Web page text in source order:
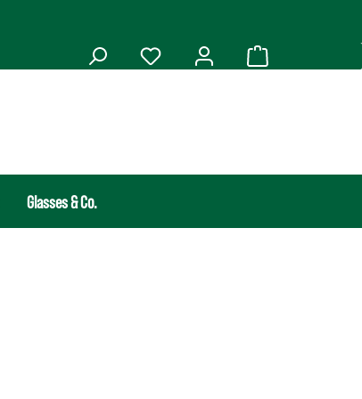
Glasses & Co.